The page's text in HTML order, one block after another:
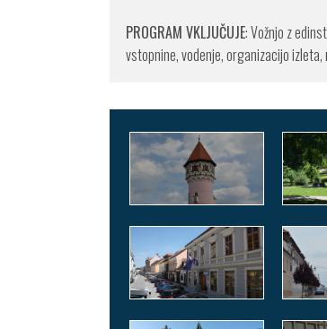
PROGRAM VKLJUČUJE: Vožnjo z
vstopnine, vodenje, organizacijo izleta,